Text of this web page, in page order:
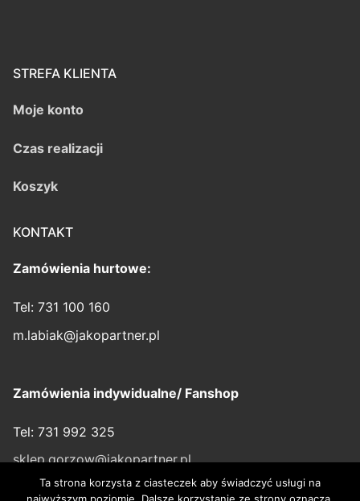
STREFA KLIENTA
Moje konto
Czas realizacji
Koszyk
KONTAKT
Zamówienia hurtowe:
Tel: 731 100 160
m.labiak@jakopartner.pl
Zamówienia indywidualne/ Fanshop
Tel: 731 992 325
sklep.gorzow@jakopartner.pl
Ta strona korzysta z ciasteczek aby świadczyć usługi na